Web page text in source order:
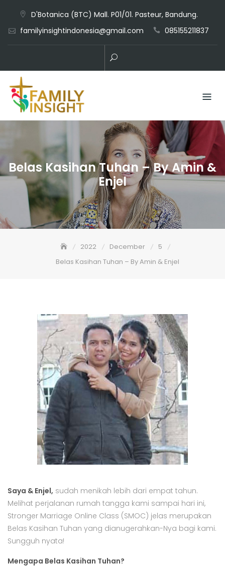
D'Botanica (BTC) Mall. P01/01. Pasteur, Bandung.
familyinsightindonesia@gmail.com
085155211837
Belas Kasihan Tuhan – By Amin &
Enjel
2022 December
5
Belas Kasihan Tuhan – By Amin & Enjel
Saya & Enjel, sudah menikah lebih dari empat tahun.
Melihat perjalanan rumah tangga kami sampai hari ini,
Stronger Marriage Online Class (SMOC) jelas merupakan
Belas Kasihan Tuhan yang dianugerahkan-Nya bagi kami.
Sungguh nyata!
Mengapa Belas Kasihan Tuhan?